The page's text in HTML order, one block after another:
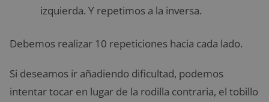
izquierda. Y repetimos a la inversa.
Debemos realizar 10 repeticiones hacia cada lado.
Si deseamos ir añadiendo dificultad, podemos
intentar tocar en lugar de la rodilla contraria, el tobillo